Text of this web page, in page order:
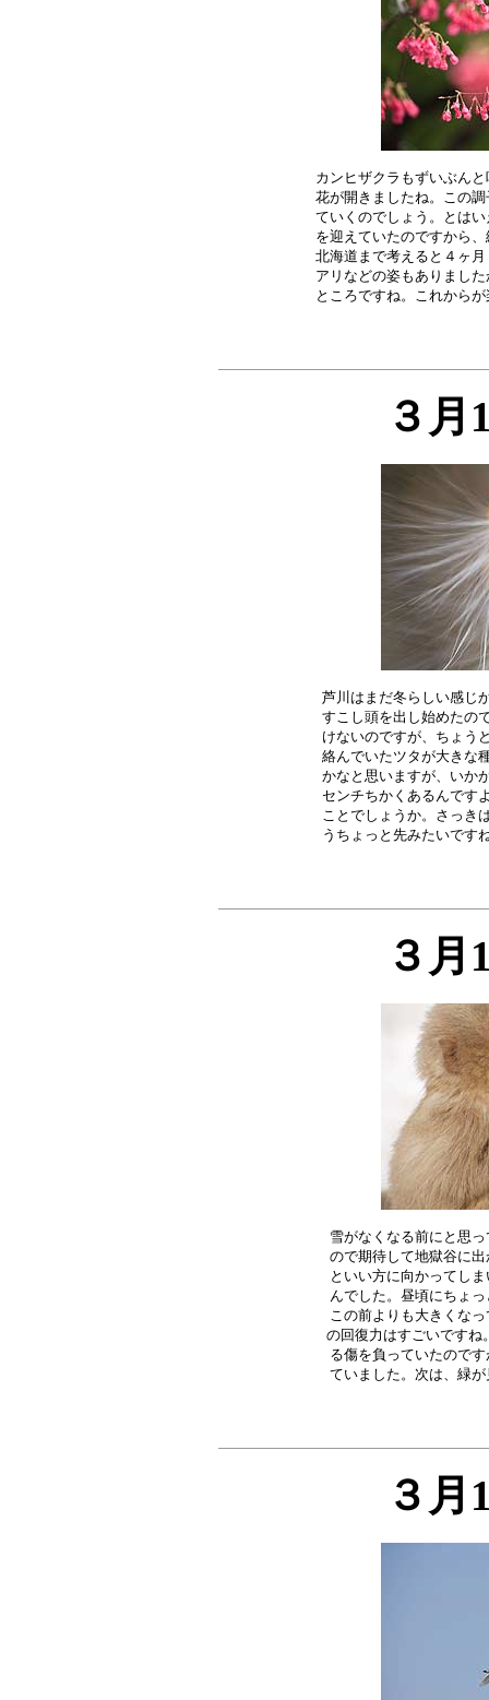
カンヒザクラもずいぶん
花が開きましたね。この
ていくのでしょう。とは
を迎えていたのですから
北海道まで考えると４ヶ
アリなどの姿もありまし
３月
芦川はまだ冬らしい感じ
すこし頭を出し始めたの
けないのですが、ちょう
絡んでいたツタが大きな
かなと思いますが、いか
センチちかくあるんです
ことでしょうか。さっき
３月
雪がなくなる前にと思
ので期待して地獄谷に
といい方に向かってし
んでした。昼頃にちょ
この前よりも大きくな
の回復力はすごいですね
る傷を負っていたので
３月